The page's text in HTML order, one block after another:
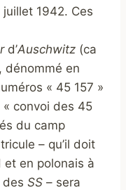
1942. Ces
d’Auschwitz (ca
dénommé en
« 45 157 »
« convoi des 45
du camp
– qu’il doit
et en polonais à
des SS – sera